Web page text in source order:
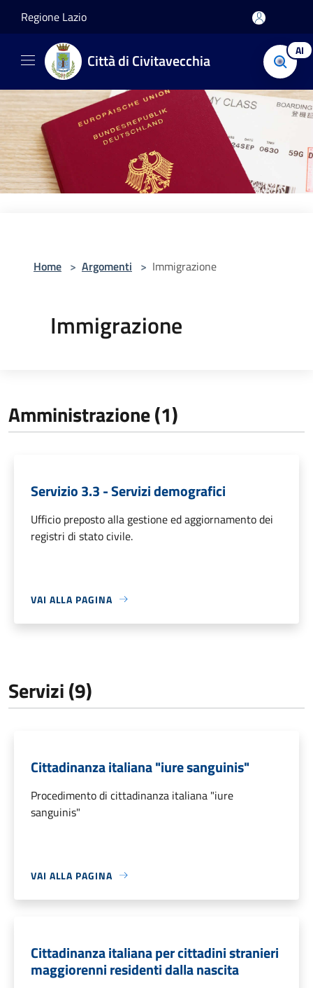
Regione Lazio
Città di Civitavecchia AI
Home > Argomenti > Immigrazione
Immigrazione
Amministrazione (1)
Servizio 3.3 - Servizi demografici
Ufficio preposto alla gestione ed aggiornamento dei
registri di stato civile.
VAI ALLA PAGINA
Servizi (9)
Cittadinanza italiana "iure sanguinis"
Procedimento di cittadinanza italiana "iure
sanguinis"
VAI ALLA PAGINA
Cittadinanza italiana per cittadini stranieri
maggiorenni residenti dalla nascita